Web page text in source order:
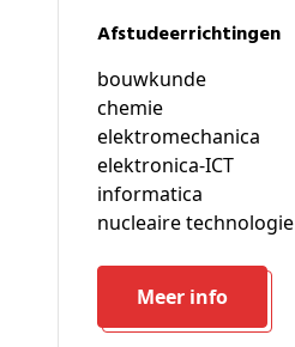
Afstudeerrichtingen
bouwkunde
chemie
elektromechanica
elektronica-ICT
informatica
nucleaire technologie
Meer info